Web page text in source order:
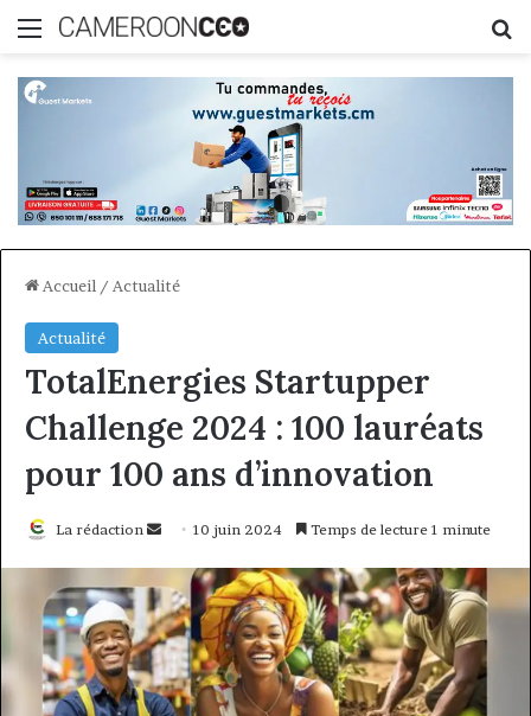
Menu
Accueil / Actualité
Actualité
TotalEnergies Startupper
Challenge 2024 : 100 lauréats
pour 100 ans d’innovation
La rédaction
Envoyer
courriel
10 juin 2024 Temps de lecture 1 minute